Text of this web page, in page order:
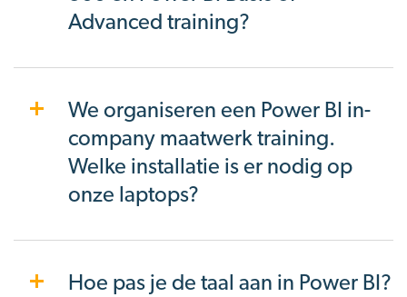
Advanced training?
We organiseren een Power BI in-
company maatwerk training.
Welke installatie is er nodig op
onze laptops?
Hoe pas je de taal aan in Power BI?